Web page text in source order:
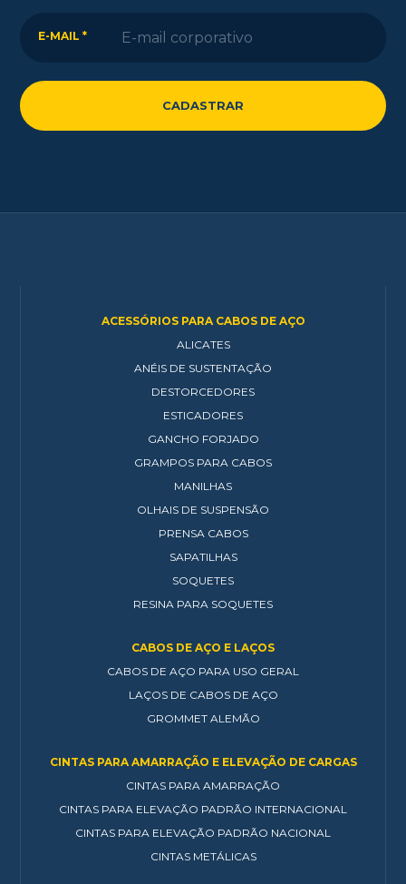
E-MAIL *
ACESSÓRIOS PARA CABOS DE AÇO
ALICATES
ANÉIS DE SUSTENTAÇÃO
DESTORCEDORES
ESTICADORES
GANCHO FORJADO
GRAMPOS PARA CABOS
MANILHAS
OLHAIS DE SUSPENSÃO
PRENSA CABOS
SAPATILHAS
SOQUETES
RESINA PARA SOQUETES
CABOS DE AÇO E LAÇOS
CABOS DE AÇO PARA USO GERAL
LAÇOS DE CABOS DE AÇO
GROMMET ALEMÃO
CINTAS PARA AMARRAÇÃO E ELEVAÇÃO DE CARGAS
CINTAS PARA AMARRAÇÃO
CINTAS PARA ELEVAÇÃO PADRÃO INTERNACIONAL
CINTAS PARA ELEVAÇÃO PADRÃO NACIONAL
CINTAS METÁLICAS